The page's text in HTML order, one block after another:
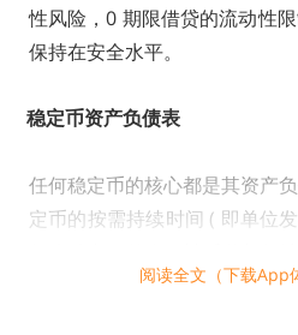
性风险，0 期限借贷的流动性
保持在安全水平。
稳定币资产负债表
任何稳定币的核心都是其资产
定币的按需持续时间 ( 即单位
而有所不同。阅读全文（下载App